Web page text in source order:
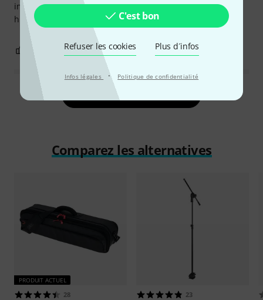
C'est bon
Refuser les cookies Plus d´infos
Infos légales · Politique de confidentialité
impressive case , good quality , amazing material
high recommendation
0 SIGNALER L'ÉVALUATION
Lire toutes les évaluations
Comparez les alternatives
PRODUIT ACTUEL
28 23